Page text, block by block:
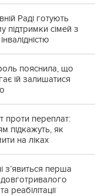
Раді готують
підтримки сімей з
пояснила, що
їй залишатися
проти переплат:
підкажуть, як
на ліках
з’явиться перша
реабілітації